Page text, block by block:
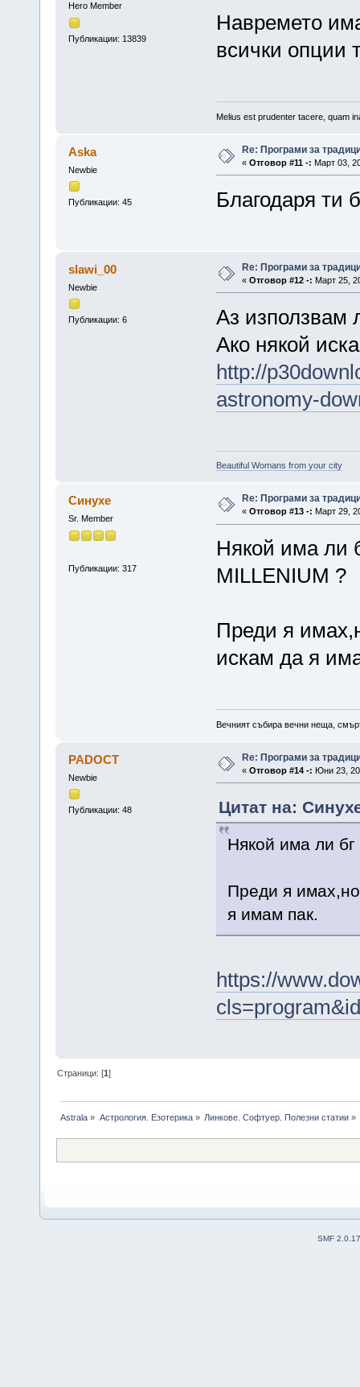
Hero Member
Публикации: 13839
Навремето
всички опции
Melius est prudenter tacere, quam
Aska
Newbie
Публикации: 45
Re: Програми за
« Отговор #11 -: Март 03,
Благодаря ти
slawi_00
Newbie
Публикации: 6
Re: Програми за
« Отговор #12 -: Март 25,
Аз използвам
Ако някой
http://
astronomy-
Beautiful Womans from your city
Синухе
Sr. Member
Публикации: 317
Re: Програми за
« Отговор #13 -: Март 29,
Някой има ли
MILLENIUM ?
Преди я
искам да я
Вечният събира вечни неща,
PADOCT
Newbie
Публикации: 48
Re: Програми за
« Отговор #14 -: Юни 23,
Цитат на:
Някой има ли
Преди я
я имам пак.
https://
Страници: [1]
Astrala » Астрология. Езотерика» Линкове. Софтуер. Полезни статии»
SMF 2.0.17